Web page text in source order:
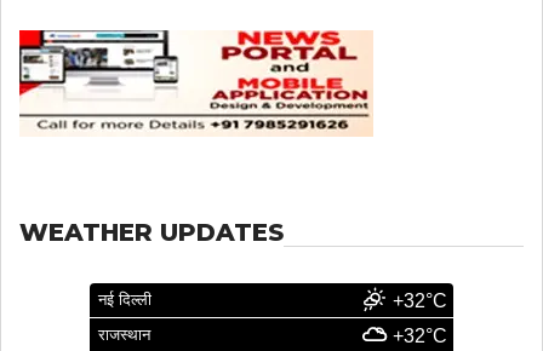
WEATHER UPDATES
नई दिल्ली +32°C
राजस्थान +32°C